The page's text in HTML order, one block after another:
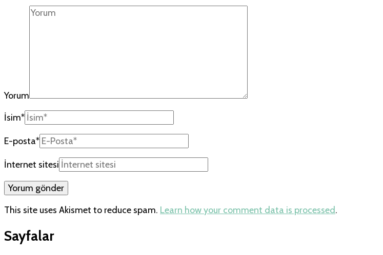
Yorum
İsim*
E-posta*
İnternet sitesi
This site uses Akismet to reduce spam. Learn how your comment data is processed.
Sayfalar